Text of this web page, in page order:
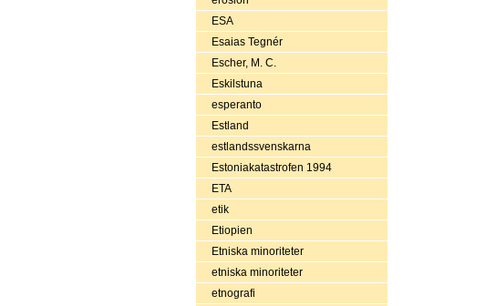
ESA
Esaias Tegnér
Escher, M. C.
Eskilstuna
esperanto
Estland
estlandssvenskarna
Estoniakatastrofen 1994
ETA
etik
Etiopien
Etniska minoriteter
etniska minoriteter
etnografi